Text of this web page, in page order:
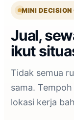
MINI DECISION
Jual,
ikut
Tidak semua
sama.
lokasi kerja